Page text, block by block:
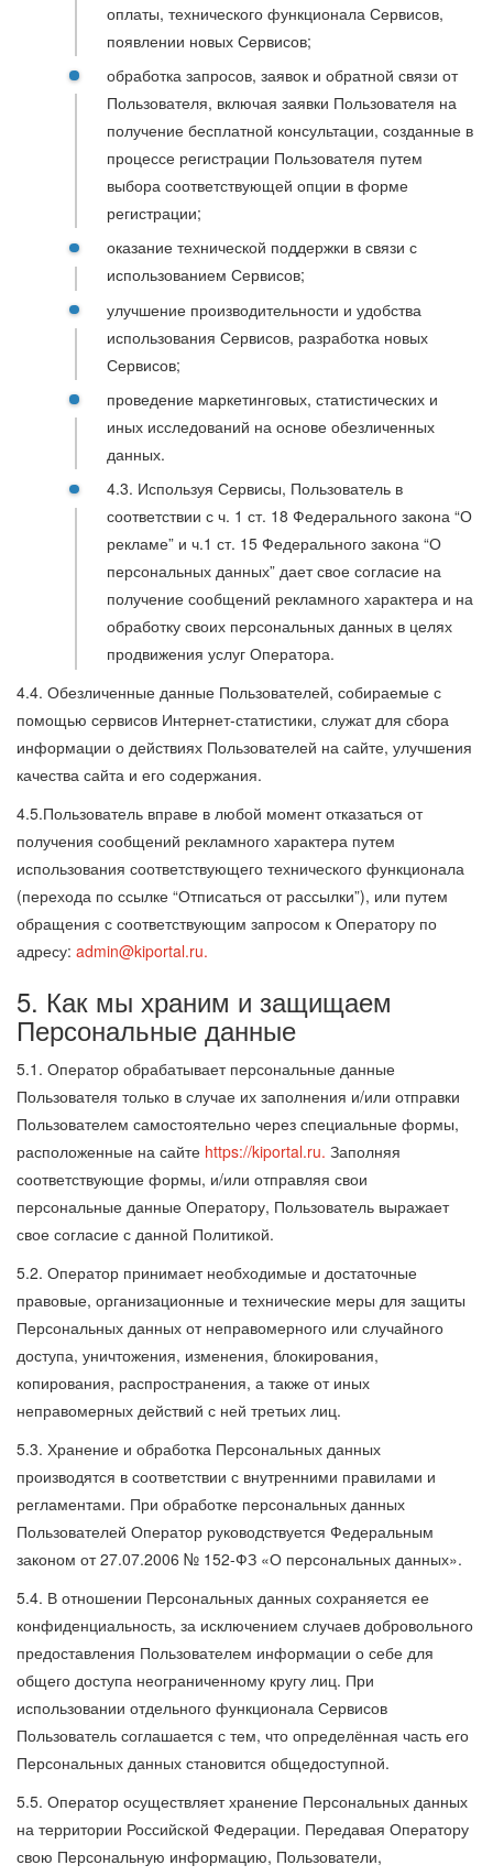
оплаты, технического функционала Сервисов,
появлении новых Сервисов;
обработка запросов, заявок и обратной связи от
Пользователя, включая заявки Пользователя на
получение бесплатной консультации, созданные в
процессе регистрации Пользователя путем
выбора соответствующей опции в форме
регистрации;
оказание технической поддержки в связи с
использованием Сервисов;
улучшение производительности и удобства
использования Сервисов, разработка новых
Сервисов;
проведение маркетинговых, статистических и
иных исследований на основе обезличенных
данных.
4.3. Используя Сервисы, Пользователь в
соответствии с ч. 1 ст. 18 Федерального закона “О
рекламе” и ч.1 ст. 15 Федерального закона “О
персональных данных” дает свое согласие на
получение сообщений рекламного характера и на
обработку своих персональных данных в целях
продвижения услуг Оператора.
4.4. Обезличенные данные Пользователей, собираемые с
помощью сервисов Интернет-статистики, служат для сбора
информации о действиях Пользователей на сайте, улучшения
качества сайта и его содержания.
4.5.Пользователь вправе в любой момент отказаться от
получения сообщений рекламного характера путем
использования соответствующего технического функционала
(перехода по ссылке “Отписаться от рассылки”), или путем
обращения с соответствующим запросом к Оператору по
адресу: admin@kiportal.ru.
5. Как мы храним и защищаем
Персональные данные
5.1. Оператор обрабатывает персональные данные
Пользователя только в случае их заполнения и/или отправки
Пользователем самостоятельно через специальные формы,
расположенные на сайте https://kiportal.ru. Заполняя
соответствующие формы, и/или отправляя свои
персональные данные Оператору, Пользователь выражает
свое согласие с данной Политикой.
5.2. Оператор принимает необходимые и достаточные
правовые, организационные и технические меры для защиты
Персональных данных от неправомерного или случайного
доступа, уничтожения, изменения, блокирования,
копирования, распространения, а также от иных
неправомерных действий с ней третьих лиц.
5.3. Хранение и обработка Персональных данных
производятся в соответствии с внутренними правилами и
регламентами. При обработке персональных данных
Пользователей Оператор руководствуется Федеральным
законом от 27.07.2006 № 152-ФЗ «О персональных данных».
5.4. В отношении Персональных данных сохраняется ее
конфиденциальность, за исключением случаев добровольного
предоставления Пользователем информации о себе для
общего доступа неограниченному кругу лиц. При
использовании отдельного функционала Сервисов
Пользователь соглашается с тем, что определённая часть его
Персональных данных становится общедоступной.
5.5. Оператор осуществляет хранение Персональных данных
на территории Российской Федерации. Передавая Оператору
свою Персональную информацию, Пользователи,